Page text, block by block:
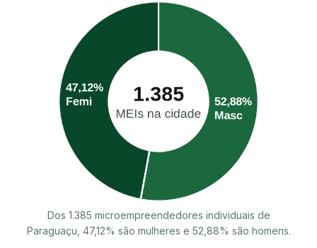
Dos 1.385 microempreendedores individuais de
Paraguaçu, 47,12% são mulheres e 52,88% são homens.